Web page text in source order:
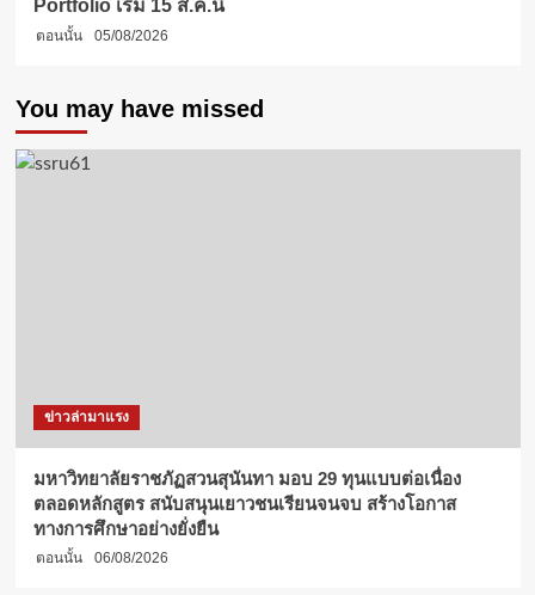
Portfolio เริ่ม 15 ส.ค.นี้
ตอนนั้น 05/08/2026
You may have missed
ข่าวล่ามาแรง
มหาวิทยาลัยราชภัฏสวนสุนันทา มอบ 29 ทุนแบบต่อเนื่อง
ตลอดหลักสูตร สนับสนุนเยาวชนเรียนจนจบ สร้างโอกาส
ทางการศึกษาอย่างยั่งยืน
ตอนนั้น 06/08/2026